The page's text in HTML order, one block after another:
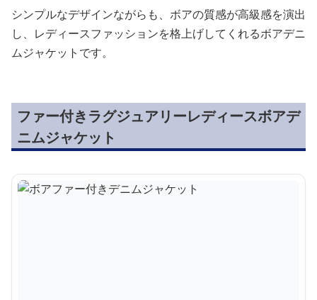
シンプルなデザインながらも、ボアの質感が高級感を演出
し、レディースファッションを格上げしてくれるボアデニ
ムジャケットです。
ファー付きラグジュアリーレディースボアデ
ニムジャケット